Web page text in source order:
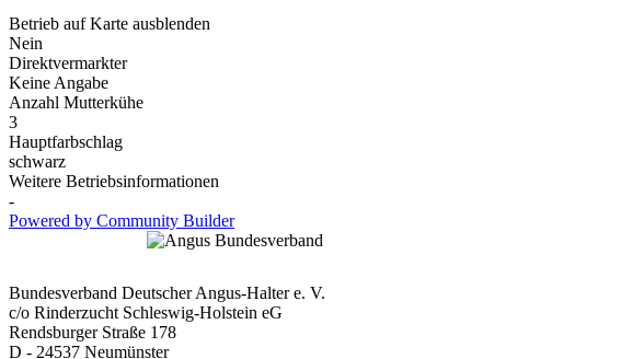
Betrieb auf Karte ausblenden
Nein
Direktvermarkter
Keine Angabe
Anzahl Mutterkühe
3
Hauptfarbschlag
schwarz
Weitere Betriebsinformationen
-
Powered by Community Builder
Bundesverband Deutscher Angus-Halter e. V.
c/o Rinderzucht Schleswig-Holstein eG
Rendsburger Straße 178
D - 24537 Neumünster